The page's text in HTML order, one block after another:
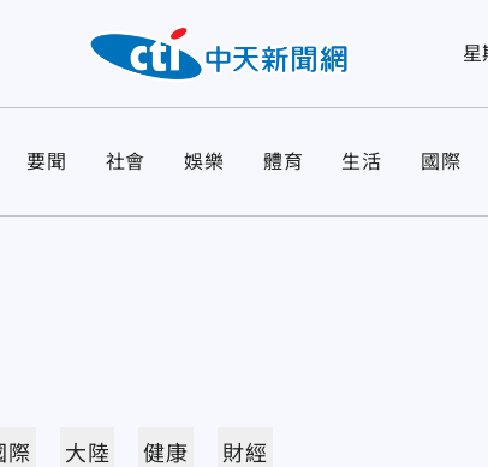
星
要聞 社會 娛樂 體育 生活 國際
際 大陸 健康 財經